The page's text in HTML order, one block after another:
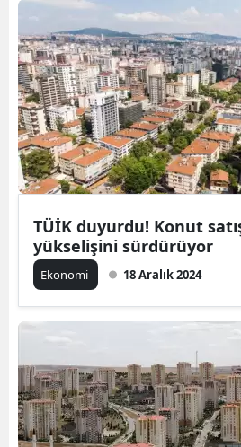
TÜİK duyurdu! Konut
yükselişini sürdürüyor
Ekonomi 18 Aralık 2024